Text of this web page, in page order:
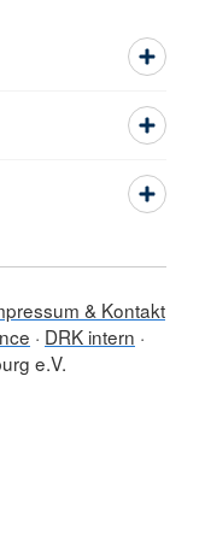
& Kontakt
DRK intern
e.V.